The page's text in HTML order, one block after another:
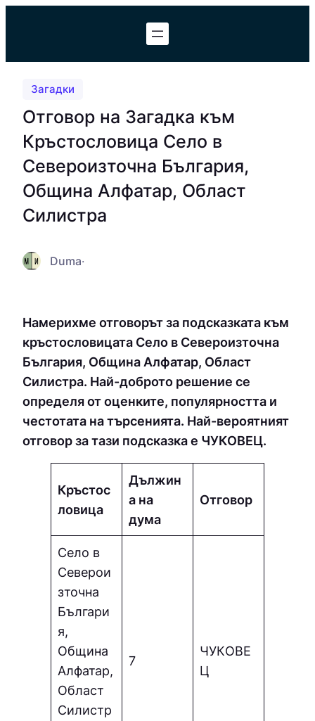
Загадки
Отговор на Загадка към
Кръстословица Село в
Североизточна България,
Община Алфатар, Област
Силистра
Duma·
Намерихме отговорът за подсказката към
кръстословицата Село в Североизточна
България, Община Алфатар, Област
Силистра. Най-доброто решение се
определя от оценките, популярността и
честотата на търсенията. Най-вероятният
отговор за тази подсказка е ЧУКOВEЦ.
Кръстос
ловица
Дължин
а на
дума
Отговор
Село в
Северои
зточна
Българи
я,
Община
Алфатар,
Област
Силистр
7
ЧУКOВE
Ц